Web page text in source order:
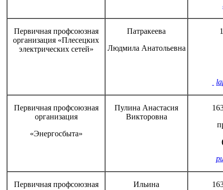
Первичная профсоюзная
организация «Плесецких
электрических сетей»
Патракеева
Людмила Анатольевна
Первичная профсоюзная
организация
«Энергосбыта»
Пулина Анастасия
Викторовна
Первичная профсоюзная
Ильина